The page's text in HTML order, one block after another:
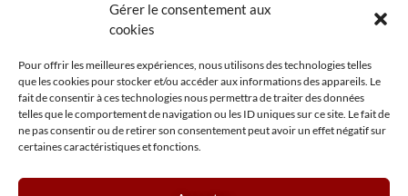
Gérer le consentement aux
cookies
Pour offrir les meilleures expériences, nous utilisons des technologies telles
que les cookies pour stocker et/ou accéder aux informations des appareils. Le
fait de consentir à ces technologies nous permettra de traiter des données
telles que le comportement de navigation ou les ID uniques sur ce site. Le fait de
ne pas consentir ou de retirer son consentement peut avoir un effet négatif sur
certaines caractéristiques et fonctions.
INSIGHT NPA